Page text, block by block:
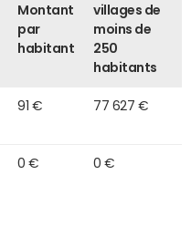
Montant
par
habitant
villages de
moins de
250
habitants
91 € 77 627 €
0 € 0 €